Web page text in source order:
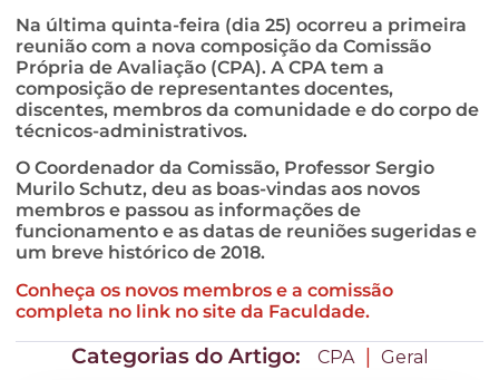
Na última quinta-feira (dia 25) ocorreu a primeira
reunião com a nova composição da Comissão
Própria de Avaliação (CPA). A CPA tem a
composição de representantes docentes,
discentes, membros da comunidade e do corpo de
técnicos-administrativos.
O Coordenador da Comissão, Professor Sergio
Murilo Schutz, deu as boas-vindas aos novos
membros e passou as informações de
funcionamento e as datas de reuniões sugeridas e
um breve histórico de 2018.
Conheça os novos membros e a comissão
completa no link no site da Faculdade.
Categorias do Artigo: CPA | Geral